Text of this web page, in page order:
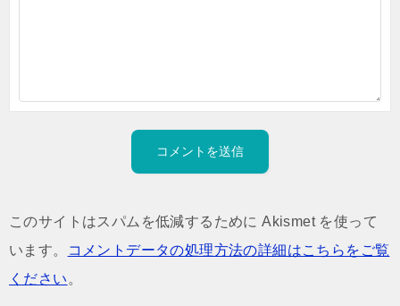
このサイトはスパムを低減するために Akismet を使って
います。
コメントデータの処理方法の詳細はこちらをご覧
ください 。